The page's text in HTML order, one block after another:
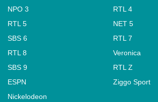
NPO 3
RTL 4
RTL 5
NET 5
SBS 6
RTL 7
RTL 8
Veronica
SBS 9
RTL Z
ESPN
Ziggo Sport
Nickelodeon